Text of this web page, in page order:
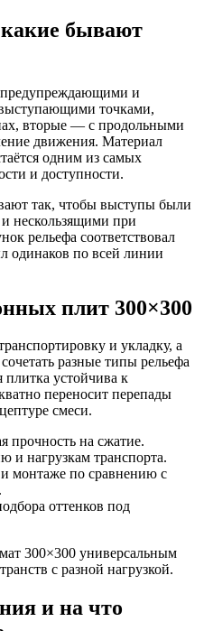
бывают
и
точками,
вторые — с продольными
движения. Материал
одним из самых
и доступности.
так, чтобы выступы были
нескользящими при
рельефа соответствовал
одинаков по всей линии
плит 300×300
и укладку, а
разные типы рельефа
плитка устойчива к
переносит перепады
смеси.
прочность на сжатие.
и нагрузкам транспорта.
монтаже по сравнению с
оттенков под
300×300 универсальным
с разной нагрузкой.
и на что